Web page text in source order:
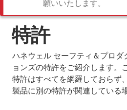
願いいたします。
特許
ハネウェル セーフティ＆プロダ
ョンズの特許をご紹介します。
特許はすべてを網羅しておらず
製品に別の特許が関連している